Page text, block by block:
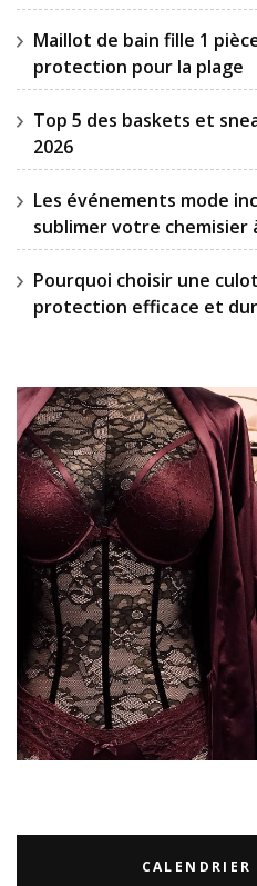
Maillot de bain fille 1
protection pour la plage
Top 5 des baskets et
2026
Les événements mode
sublimer votre chemisier
Pourquoi choisir une
protection efficace et
CALENDRIER